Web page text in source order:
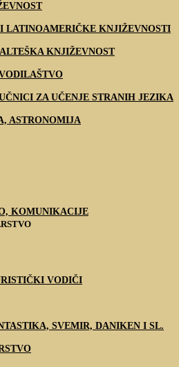
LATINOAMERIČKE KNJIŽEVNOSTI
KNJIŽEVNOST
ZA UČENJE STRANIH JEZIKA
ASTRONOMIJA
KOMUNIKACIJE
VODIČI
SVEMIR, DANIKEN I SL.